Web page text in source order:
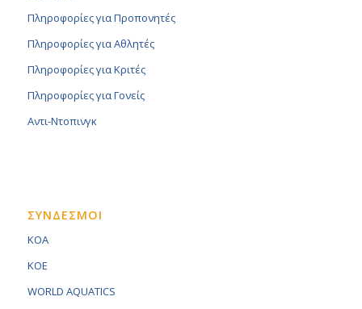
Πληροφορίες για Προπονητές
Πληροφορίες για Αθλητές
Πληροφορίες για Κριτές
Πληροφορίες για Γονείς
Αντι-Ντοπινγκ
ΣΥΝΔΕΣΜΟΙ
KOA
KOE
WORLD AQUATICS